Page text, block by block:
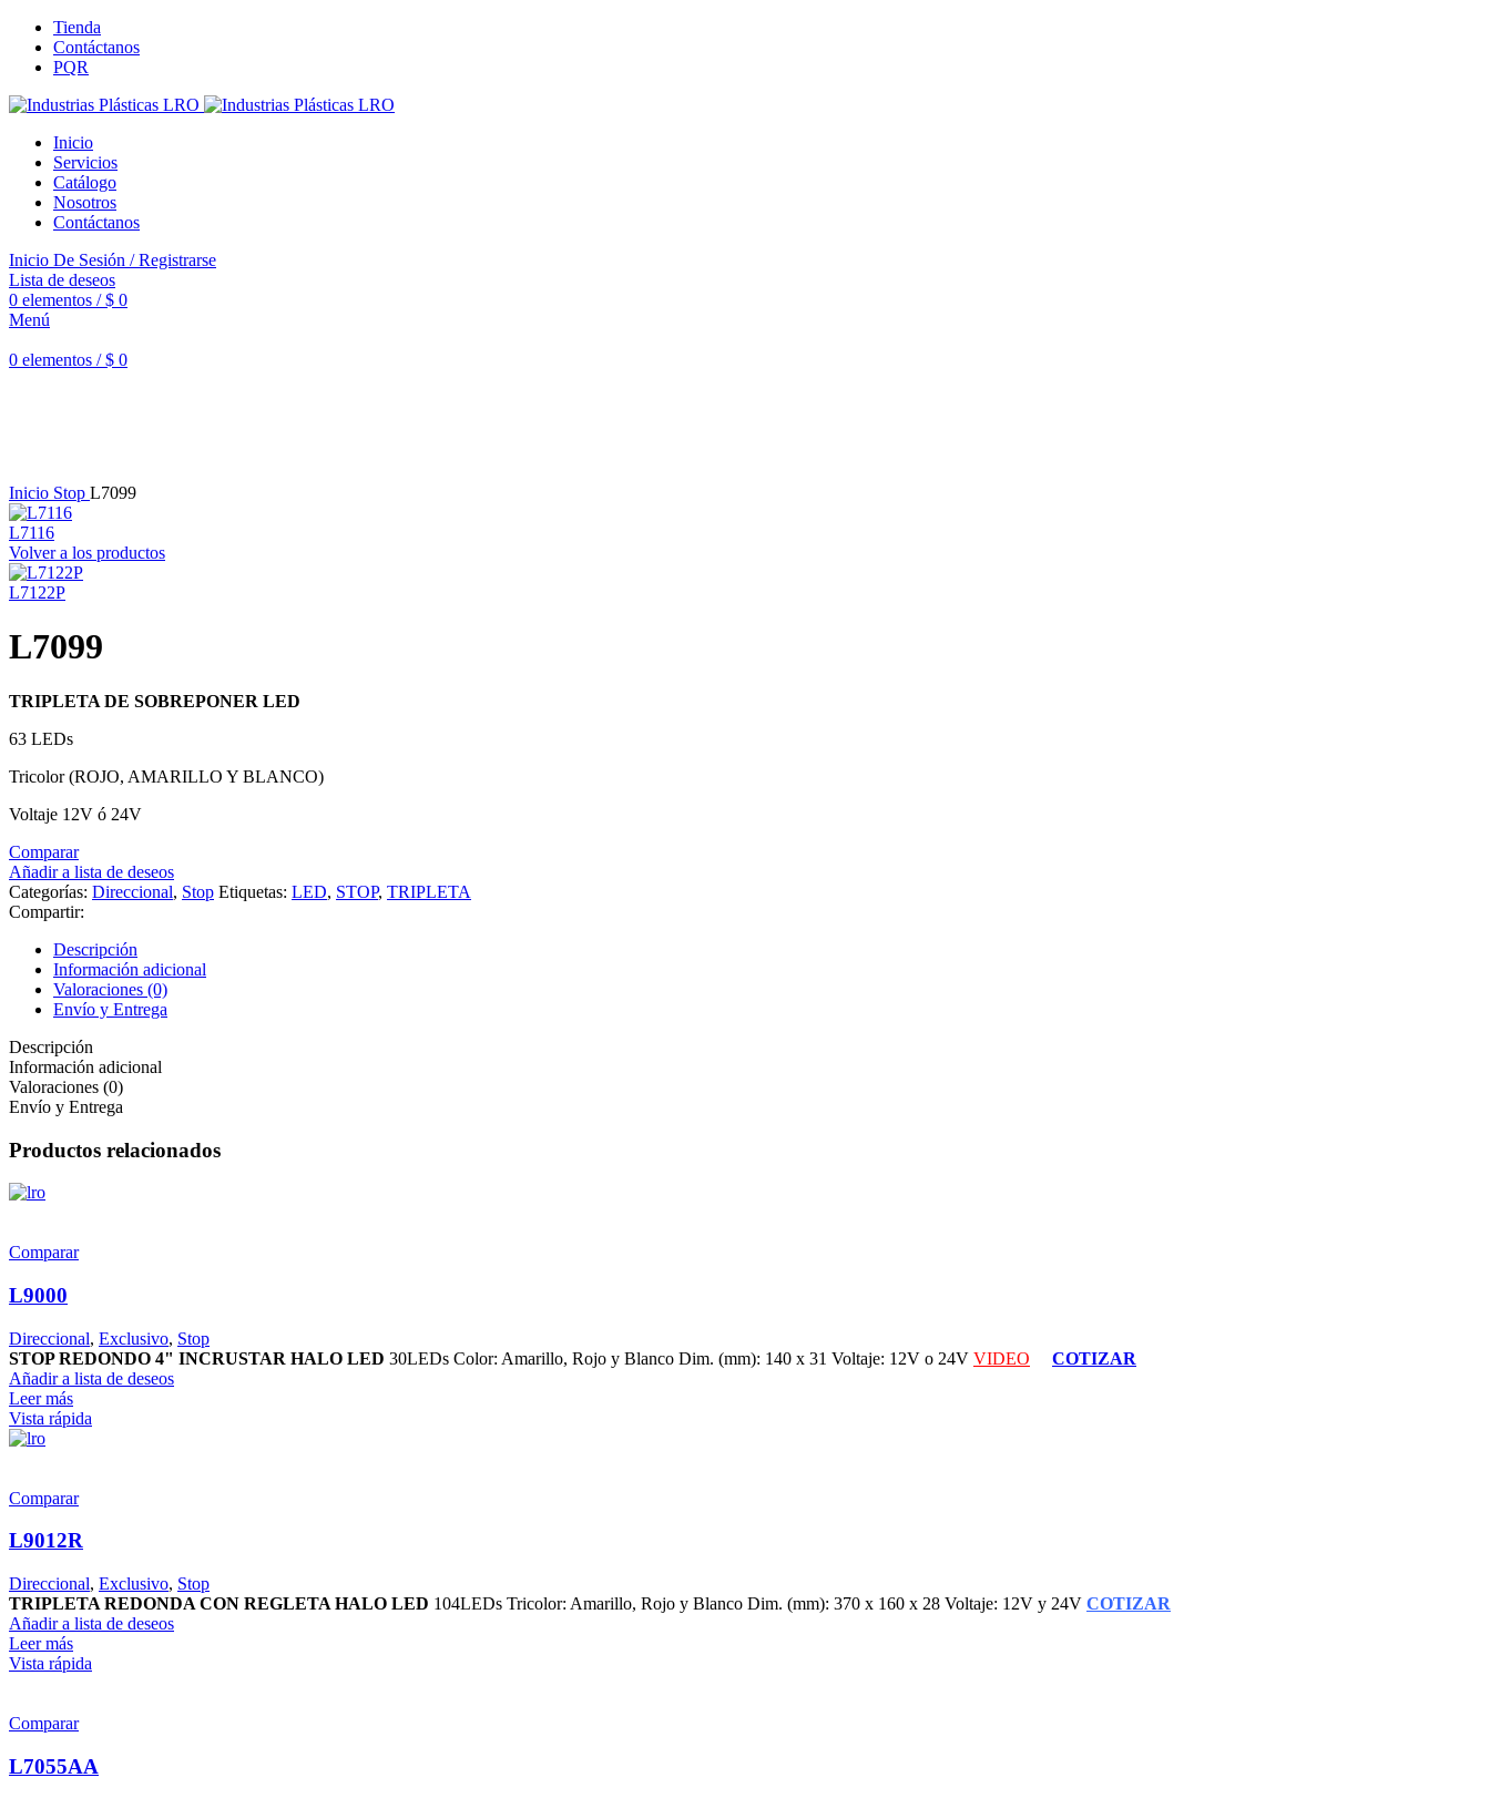
Tienda
Contáctanos
PQR
Inicio
Servicios
Catálogo
Nosotros
Contáctanos
Inicio De Sesión / Registrarse
Lista de deseos
0 elementos / $ 0
Menú
0 elementos / $ 0
Inicio Stop L7099
L7116
Volver a los productos
L7122P
L7099
TRIPLETA DE SOBREPONER LED
63 LEDs
Tricolor (ROJO, AMARILLO Y BLANCO)
Voltaje 12V ó 24V
Comparar
Añadir a lista de deseos
Categorías: Direccional, Stop Etiquetas: LED, STOP, TRIPLETA
Compartir:
Descripción
Información adicional
Valoraciones (0)
Envío y Entrega
Descripción
Información adicional
Valoraciones (0)
Envío y Entrega
Productos relacionados
Comparar
L9000
Direccional, Exclusivo, Stop
STOP REDONDO 4" INCRUSTAR HALO LED 30LEDs Color: Amarillo, Rojo y Blanco Dim. (mm): 140 x 31 Voltaje: 12V o 24V VIDEO
COTIZAR
Añadir a lista de deseos
Leer más
Vista rápida
Comparar
L9012R
Direccional, Exclusivo, Stop
TRIPLETA REDONDA CON REGLETA HALO LED 104LEDs Tricolor: Amarillo, Rojo y Blanco Dim. (mm): 370 x 160 x 28 Voltaje: 12V y 24V COTIZAR
Añadir a lista de deseos
Leer más
Vista rápida
Comparar
L7055AA